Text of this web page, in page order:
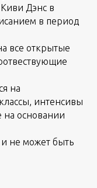
Дэнс в
в период
все открытые
на
интенсивы
основании
не может быть